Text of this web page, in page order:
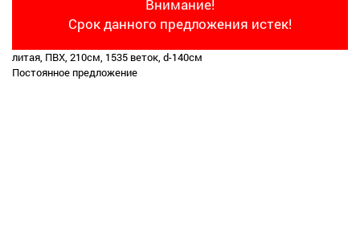
Внимание!
Срок данного предложения истек!
литая, ПВХ, 210см, 1535 веток, d-140см
Постоянное предложение